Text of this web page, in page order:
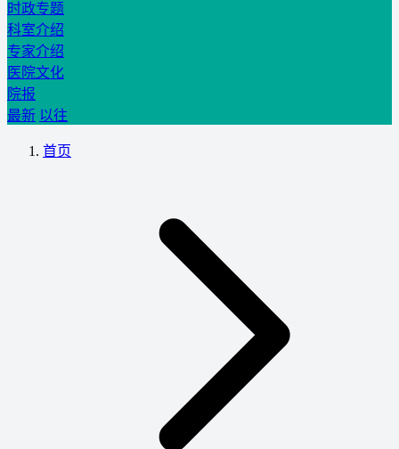
时政专题
科室介绍
专家介绍
医院文化
院报
最新 以往
首页